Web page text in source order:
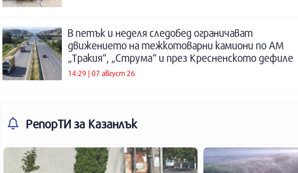
В петък и неделя следобед ограничават
движението на тежкотоварни камиони по АМ
„Тракия“, „Струма“ и през Кресненското дефиле
14:29 | 07 август 26
РепорТИ за Казанлък